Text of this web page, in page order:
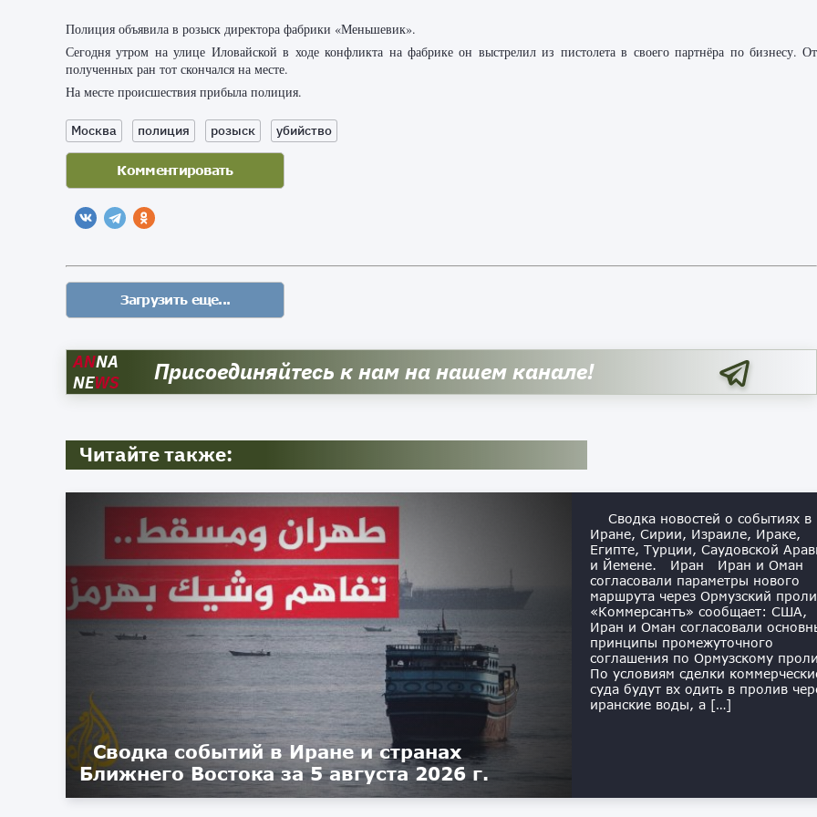
Полиция объявила в розыск директора фабрики «Меньшевик».
Сегодня утром на улице Иловайской в ходе конфликта на фабрике он выстрелил из пистолета в своего партнёра по бизнесу. От
полученных ран тот скончался на месте.
На месте происшествия прибыла полиция.
Москва полиция розыск убийство
ANNA
NEWS Присоединяйтесь к нам на нашем канале!
Читайте также:
Сводка событий в Иране и странах
Ближнего Востока за 5 августа 2026 г.
Сводка новостей о событиях в
Иране, Сирии, Израиле, Ираке,
Египте, Турции, Саудовской
и Йемене. Иран Иран и Оман
согласовали параметры нового
маршрута через Ормузский
«Коммерсантъ» сообщает: США,
Иран и Оман согласовали
принципы промежуточного
соглашения по Ормузскому
По условиям сделки
суда будут вх одить в пролив
иранские воды, а […]